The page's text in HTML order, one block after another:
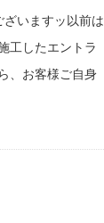
いますッ以前は
工したエントラ
、お客様ご自身